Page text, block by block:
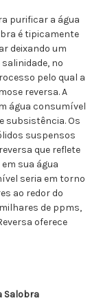
purificar a água
é tipicamente
deixando um
no
pelo qual a
reversa. A
água consumível
subsistência. Os
suspensos
que reflete
sua água
seria em torno
ao redor do
de ppms,
oferece
Salobra